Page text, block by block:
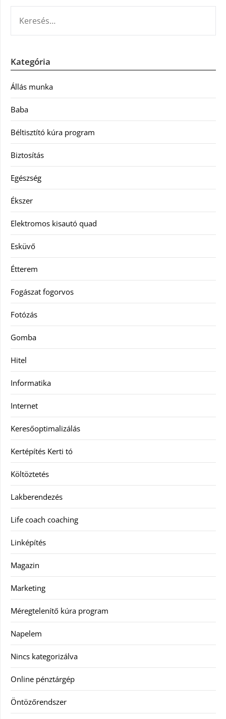
Kategória
Állás munka
Baba
Béltisztító kúra program
Biztosítás
Egészség
Ékszer
Elektromos kisautó quad
Esküvő
Étterem
Fogászat fogorvos
Fotózás
Gomba
Hitel
Informatika
Internet
Keresőoptimalizálás
Kertépítés Kerti tó
Költöztetés
Lakberendezés
Life coach coaching
Linképítés
Magazin
Marketing
Méregtelenítő kúra program
Napelem
Nincs kategorizálva
Online pénztárgép
Öntözőrendszer